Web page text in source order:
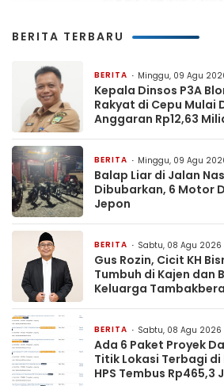
BERITA TERBARU
BERITA Minggu, 09 Agu
Kepala Dinsos P3A
Rakyat di Cepu Mulai
Anggaran Rp12,63
BERITA Minggu, 09 Agu 2026
Balap Liar di Jalan
Dibubarkan, 6 Motor
Jepon
BERITA Sabtu, 08 Agu 2026
Gus Rozin, Cicit KH
Tumbuh di Kajen dan
Keluarga
BERITA Sabtu, 08 Agu 2026
Ada 6 Paket Proyek
Titik Lokasi Terbagi di
HPS Tembus Rp465,3